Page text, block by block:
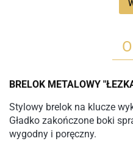
BRELOK METALOWY
Stylowy brelok na klucze
Gładko zakończone boki
wygodny i poręczny.